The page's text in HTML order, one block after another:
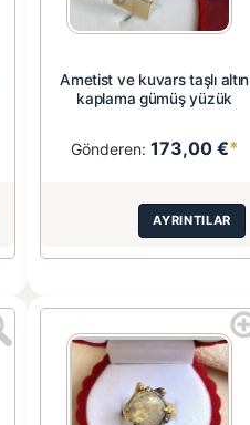
Ametist ve kuvars taşlı altın
kaplama gümüş yüzük
Gönderen: 173,00 €*
AYRINTILAR